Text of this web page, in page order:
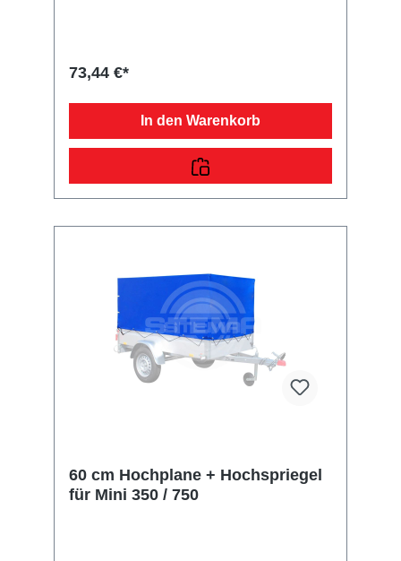
73,44 €*
In den Warenkorb
60 cm Hochplane + Hochspriegel
für Mini 350 / 750